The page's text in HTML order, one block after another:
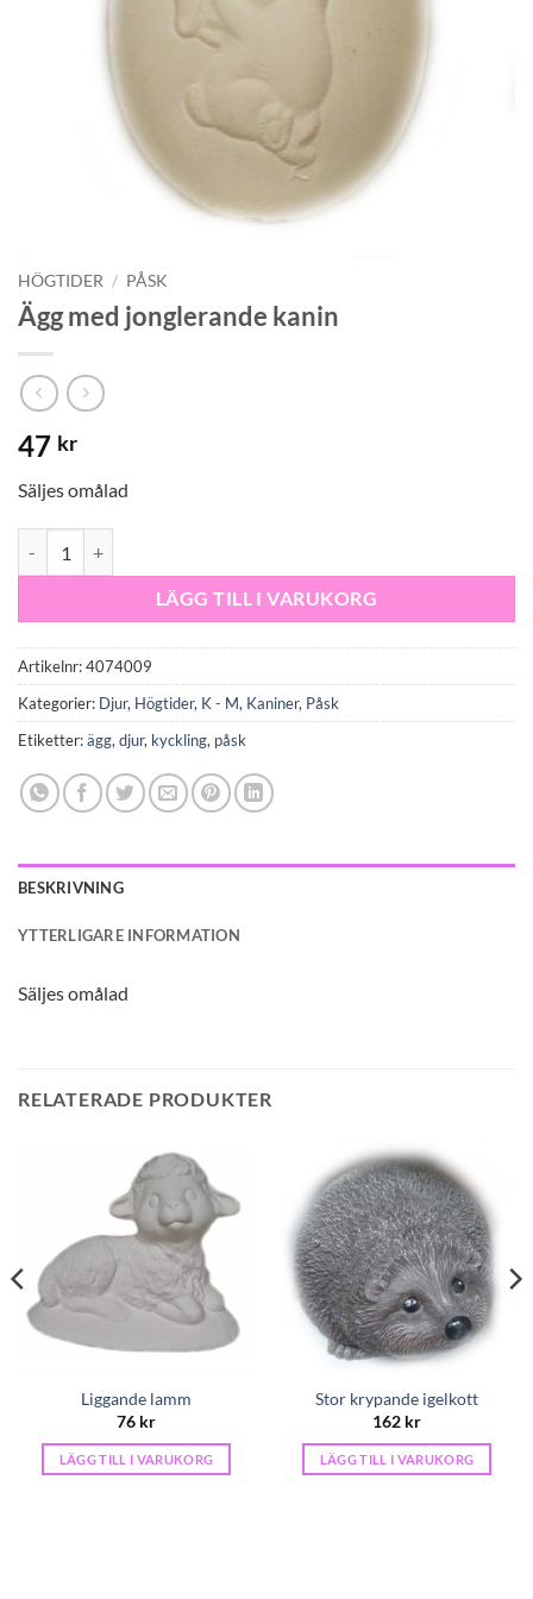
HÖGTIDER / PÅSK
Ägg med jonglerande kanin
47 kr
Säljes omålad
LÄGG TILL I VARUKORG
Artikelnr:4074009
Kategorier: Djur, Högtider, K - M, Kaniner, Påsk
Etiketter:ägg,djur, kyckling, påsk
BESKRIVNING
YTTERLIGARE INFORMATION
Säljes omålad
RELATERADE PRODUKTER
Liggande lamm
76 kr
LÄGG TILL I VARUKORG
Stor krypande igelkott
162 kr
LÄGG TILL I VARUKORG